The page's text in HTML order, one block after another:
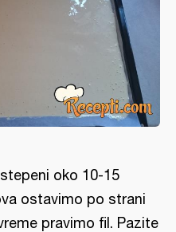
oko 10-15
ostavimo po strani
pravimo fil. Pazite